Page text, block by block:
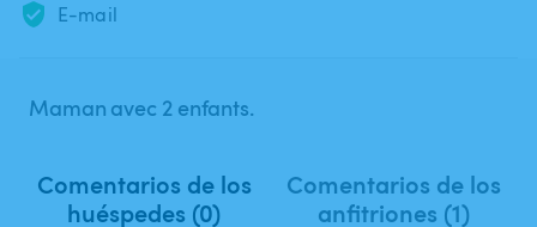
E-mail
Maman avec 2 enfants.
Comentarios de los
huéspedes (0)
Comentarios de los
anfitriones (1)